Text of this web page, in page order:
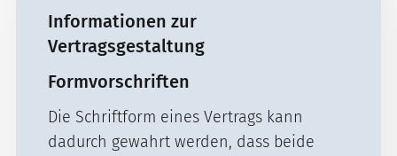
Informationen zur
Vertragsgestaltung
Formvorschriften
Die Schriftform eines Vertrags kann
dadurch gewahrt werden, dass beide